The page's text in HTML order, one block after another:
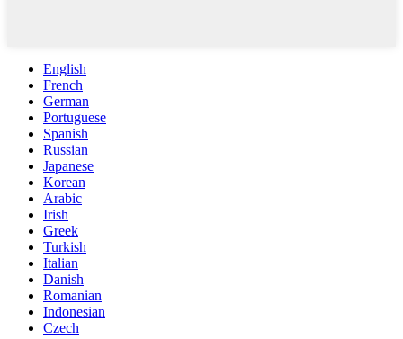
English
French
German
Portuguese
Spanish
Russian
Japanese
Korean
Arabic
Irish
Greek
Turkish
Italian
Danish
Romanian
Indonesian
Czech